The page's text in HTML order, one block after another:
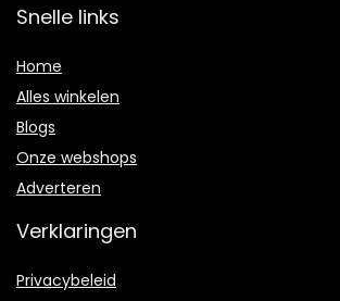
Snelle links
Home
Alles winkelen
Blogs
Onze webshops
Adverteren
Verklaringen
Privacybeleid